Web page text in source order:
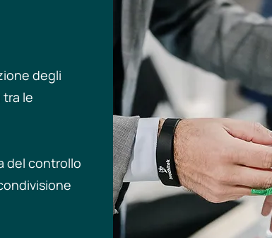
degli
le
del controllo